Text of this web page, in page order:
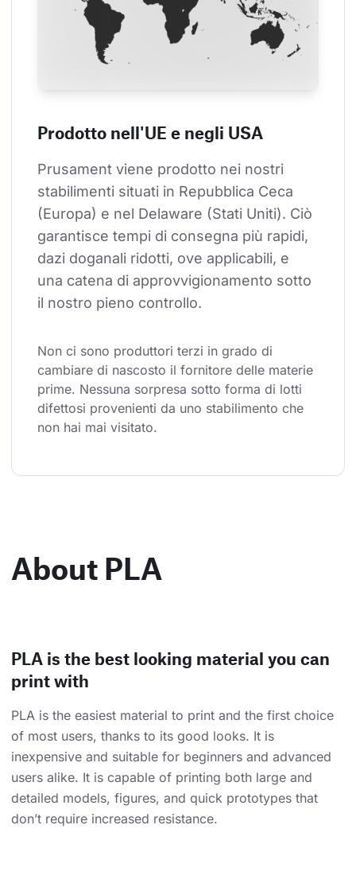
Prodotto nell'UE e negli USA
Prusament viene prodotto nei nostri
stabilimenti situati in Repubblica Ceca
(Europa) e nel Delaware (Stati Uniti). Ciò
garantisce tempi di consegna più rapidi,
dazi doganali ridotti, ove applicabili, e
una catena di approvvigionamento sotto
il nostro pieno controllo.
Non ci sono produttori terzi in grado di
cambiare di nascosto il fornitore delle materie
prime. Nessuna sorpresa sotto forma di lotti
difettosi provenienti da uno stabilimento che
non hai mai visitato.
About PLA
PLA is the best looking material you can
print with
PLA is the easiest material to print and the first choice
of most users, thanks to its good looks. It is
inexpensive and suitable for beginners and advanced
users alike. It is capable of printing both large and
detailed models, figures, and quick prototypes that
don’t require increased resistance.